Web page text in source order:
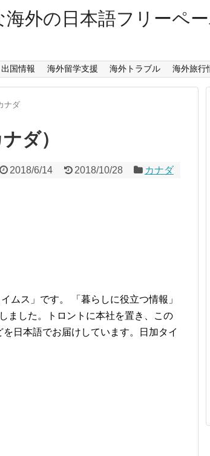
外の日本語フリーペ
出国情報 海外留学支援 海外トラブル 海外旅行
ナダ
ダ）
2018/6/14 2018/10/28 カナダ
ムス」です。 「暮らしに役立つ情報」
ました。トロントに本社を置き、この
日本語でお届けしています。日加タイ